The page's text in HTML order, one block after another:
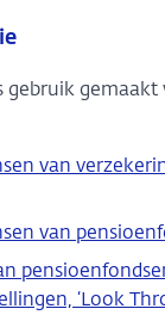
gebruik gemaakt
van
van
‘Look